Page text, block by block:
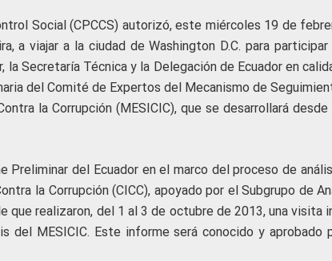
Social (CPCCS) autorizó, este miércoles 19 de
a viajar a la ciudad de Washington D.C. para
Secretaría Técnica y la Delegación de Ecuador en
del Comité de Expertos del Mecanismo de
la Corrupción (MESICIC), que se desarrollará
del Ecuador en el marco del proceso de
la Corrupción (CICC), apoyado por el Subgrupo de
que realizaron, del 1 al 3 de octubre de 2013, una visita
del MESICIC. Este informe será conocido y aprobado